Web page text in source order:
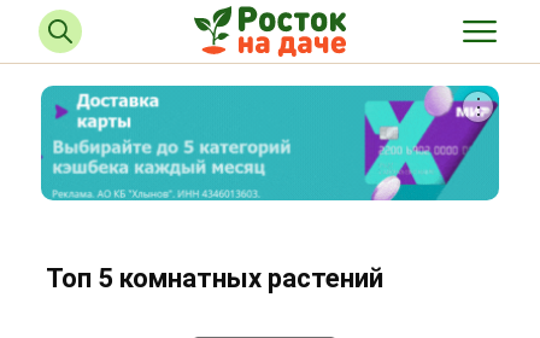
Топ 5 комнатных растений